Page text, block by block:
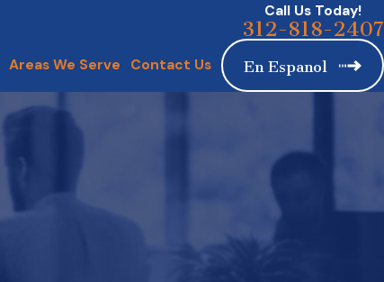
Call Us Today!
312-818-2407
Areas We Serve Contact Us En Espanol